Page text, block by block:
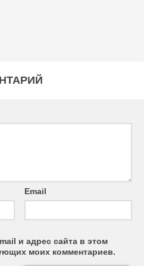
Email
и адрес сайта в этом
моих комментариев.